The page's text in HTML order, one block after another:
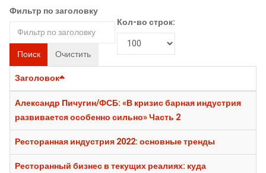
Фильтр по заголовку
Поиск Очистить
Кол-во строк:
Заголовок
Александр Пичугин/ФСБ: «В кризис барная индустрия
развивается особенно сильно» Часть 2
Ресторанная индустрия 2022: основные тренды
Ресторанный бизнес в текущих реалиях: куда